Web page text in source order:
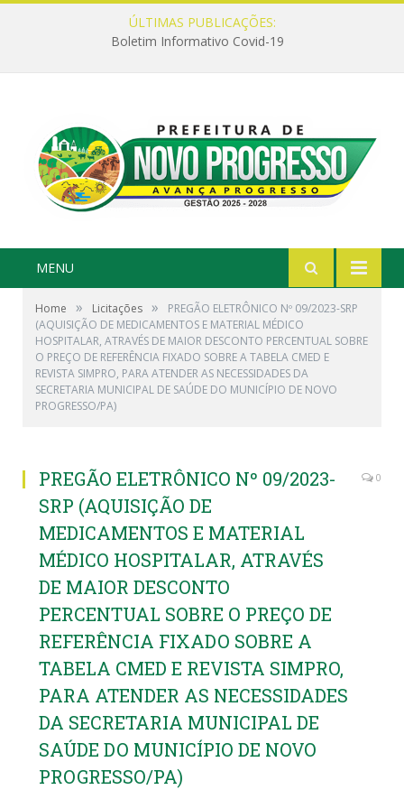
ÚLTIMAS PUBLICAÇÕES:
Boletim Informativo Covid-19
MENU
Home » Licitações »
PREGÃO ELETRÔNICO Nº 09/2023-SRP
(AQUISIÇÃO DE MEDICAMENTOS E MATERIAL MÉDICO
HOSPITALAR, ATRAVÉS DE MAIOR DESCONTO PERCENTUAL SOBRE
O PREÇO DE REFERÊNCIA FIXADO SOBRE A TABELA CMED E
REVISTA SIMPRO, PARA ATENDER AS NECESSIDADES DA
SECRETARIA MUNICIPAL DE SAÚDE DO MUNICÍPIO DE NOVO
PROGRESSO/PA)
PREGÃO ELETRÔNICO Nº 09/2023-
SRP (AQUISIÇÃO DE
MEDICAMENTOS E MATERIAL
MÉDICO HOSPITALAR, ATRAVÉS
DE MAIOR DESCONTO
PERCENTUAL SOBRE O PREÇO DE
REFERÊNCIA FIXADO SOBRE A
TABELA CMED E REVISTA SIMPRO,
PARA ATENDER AS NECESSIDADES
DA SECRETARIA MUNICIPAL DE
SAÚDE DO MUNICÍPIO DE NOVO
PROGRESSO/PA)
0